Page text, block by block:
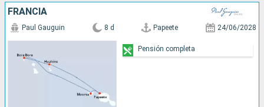
FRANCIA
Paul Gauguin 8 d Papeete 24/06/2028
Pensión completa